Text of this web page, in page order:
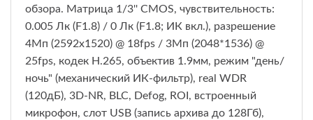
обзора. Матрица 1/3'' CMOS, чувствительность:
0.005 Лк (F1.8) / 0 Лк (F1.8; ИК вкл.), разрешение
4Мп (2592x1520) @ 18fps / 3Мп (2048*1536) @
25fps, кодек H.265, объектив 1.9мм, режим "день/
ночь" (механический ИК-фильтр), real WDR
(120дБ), 3D-NR, BLC, Defog, ROI, встроенный
микрофон, слот USB (запись архива до 128Гб),